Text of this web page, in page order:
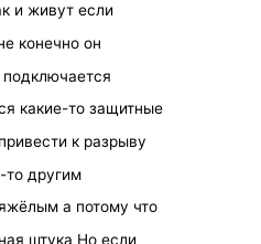
и живут если
конечно он
подключается
какие-то защитные
к разрыву
то другим
а потому что
штука Но если